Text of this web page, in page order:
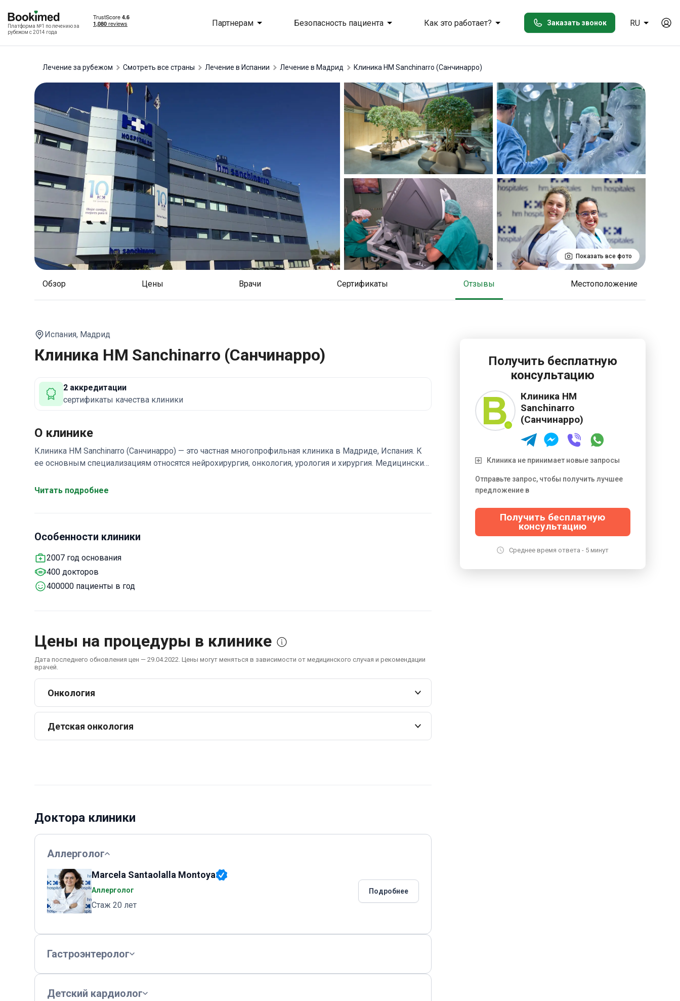
Платформа №1 по лечению за
рубежом с 2014 года
Партнерам Безопасность пациента Как это работает? Заказать звонок RU
Лечение за рубежом Смотреть все страны лечение в Испании лечение в Мадрид Клиника HM Sanchinarro (Санчинарро)
Показать все фото
Обзор Цены Врачи Сертификаты отзывы Местоположение
Испания, Мадрид
Клиника HM Sanchinarro (Санчинарро)
2 аккредитации
сертификаты качества клиники
О клинике
Клиника HM Sanchinarro (Санчинарро) — это частная многопрофильная клиника в Мадриде, Испания. К
ее основным специализациям относятся нейрохирургия, онкология, урология и хирургия. Медицинский
Sanchinarro принимает только взрослых. Ей доверяют свое здоровье около 400 000 каждый год. В
Читать подробнее
Особенности клиники
2007 год основания
400 докторов
400000 пациенты в год
Цены на процедуры в клинике
Дата последнего обновления цен — 29.04.2022. Цены могут меняться в зависимости от медицинского случая и рекомендации
врачей.
Онкология
Детская онкология
Доктора клиники
Аллерголог
Marcela Santaolalla Montoya
Аллерголог
Стаж 20 лет
Подробнее
Гастроэнтеролог
Детский кардиолог
Получить бесплатную
консультацию
Клиника HM
Sanchinarro
(Санчинарро)
Клиника не принимает новые запросы
Отправьте запрос, чтобы получить лучшее
предложение в
Получить бесплатную
консультацию
Среднее время ответа - 5 минут